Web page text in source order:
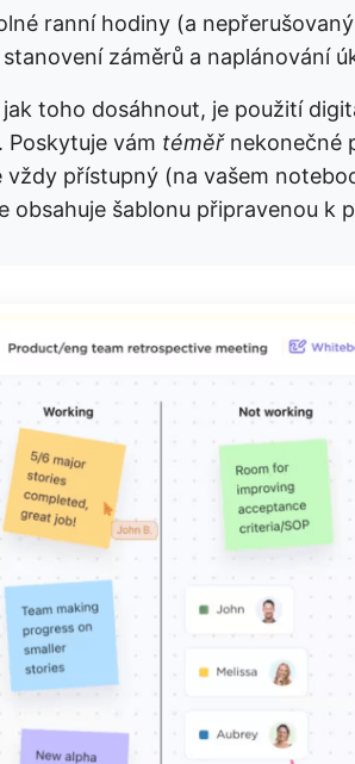
ranní hodiny (a
stanovení záměrů a naplánování
toho dosáhnout, je použití
. Poskytuje vám téměř nekonečné
vždy přístupný (na vašem
obsahuje šablonu připravenou k